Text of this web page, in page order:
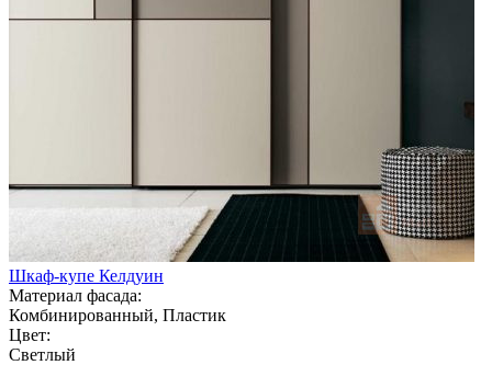
Шкаф-купе Келдуин
Материал фасада:
Комбинированный, Пластик
Цвет:
Светлый